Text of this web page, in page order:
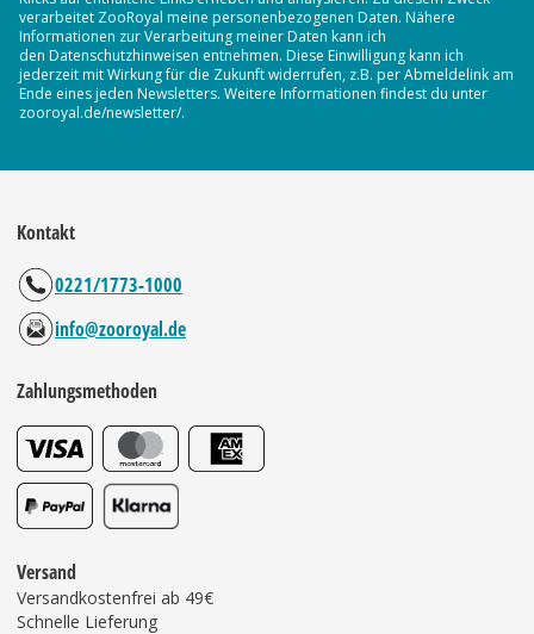
verarbeitet ZooRoyal meine personenbezogenen Daten. Nähere
Informationen zur Verarbeitung meiner Daten kann ich
den Datenschutzhinweisen entnehmen. Diese Einwilligung kann ich
jederzeit mit Wirkung für die Zukunft widerrufen, z.B. per Abmeldelink am
Ende eines jeden Newsletters. Weitere Informationen findest du unter
zooroyal.de/newsletter/.
Kontakt
0221/1773-1000
info@zooroyal.de
Zahlungsmethoden
Versand
Versandkostenfrei ab 49€
Schnelle Lieferung